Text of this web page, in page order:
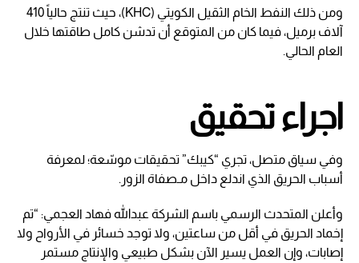
ومن ذلك النفط الخام الثقيل الكويتي (KHC)، حيث تنتج حالياً 410
آلاف برميل، فيما كان من المتوقع أن تدشن كامل طاقتها خلال
العام الحالي.
اجراء تحقيق
وفي سياق متصل، تجري “كيبك” تحقيقات موسّعة؛ لمعرفة
أسباب الحريق الذي اندلع داخل مـصفاة الزور.
وأعلن المتحدث الرسمي باسم الشركة عبدالله فهاد العجمي: “تم
إخماد الحريق في أقل من ساعتين، ولا توجد خسائر في الأرواح ولا
إصابات، وإن العمل يسير الآن بشكل طبيعي والإنتاج مستمر